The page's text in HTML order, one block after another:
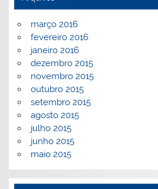
março 2016
fevereiro 2016
janeiro 2016
dezembro 2015
novembro 2015
outubro 2015
setembro 2015
agosto 2015
julho 2015
junho 2015
maio 2015